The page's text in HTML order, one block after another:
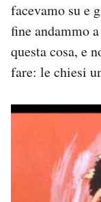
facevamo su e
fine andammo
questa cosa, e
fare: le chiesi